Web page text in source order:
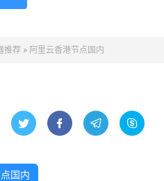
推荐 » 阿里云香港节点国内
   
国内